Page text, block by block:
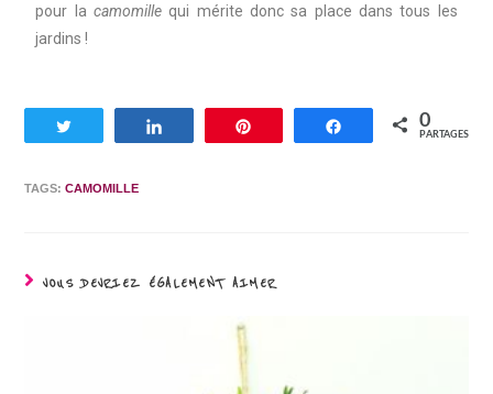
pour lacamomille qui mérite donc sa place dans tous les
jardins !
Enregistrer Partagez 0
PARTAGES
TAGS:CAMOMILLE
VOUS DEVRIEZ ÉGALEMENT AIMER